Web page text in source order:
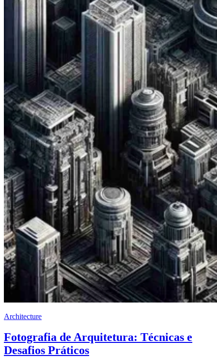
Architecture
Fotografia de Arquitetura: Técnicas e
Desafios Práticos